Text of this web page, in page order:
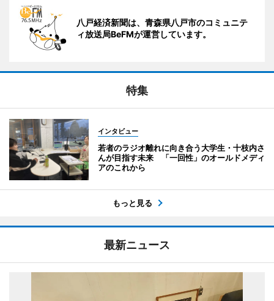
八戸経済新聞は、青森県八戸市のコミュニテ
ィ放送局BeFMが運営しています。
特集
インタビュー
若者のラジオ離れに向き合う大学生・十枝内さ
んが目指す未来 「一回性」のオールドメディ
アのこれから
もっと見る
最新ニュース